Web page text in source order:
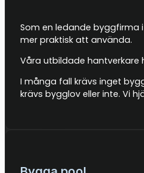
Som en ledande byggfirma
mer praktisk att använda.
Våra utbildade hantverkare
I många fall krävs inget
krävs bygglov eller inte. Vi